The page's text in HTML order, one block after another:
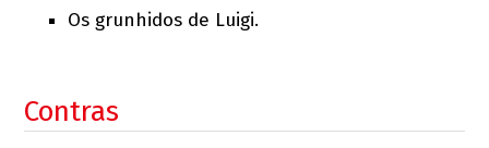
Os grunhidos de Luigi.
Contras